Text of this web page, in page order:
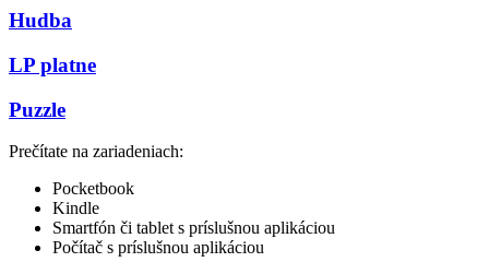
Hudba
LP platne
Puzzle
Prečítate na zariadeniach:
Pocketbook
Kindle
Smartfón či tablet s príslušnou aplikáciou
Počítač s príslušnou aplikáciou